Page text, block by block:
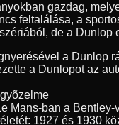
gazdag,
feltalálása, a
de a
a Dunlop
a Dunlopot az
Mans-ban a Bentley-
1927 és 1930